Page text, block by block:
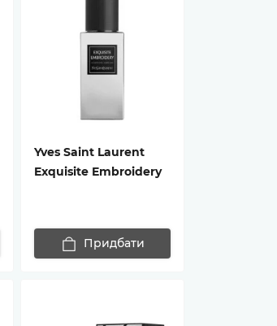
Yves Saint Laurent
Exquisite Embroidery
Придбати